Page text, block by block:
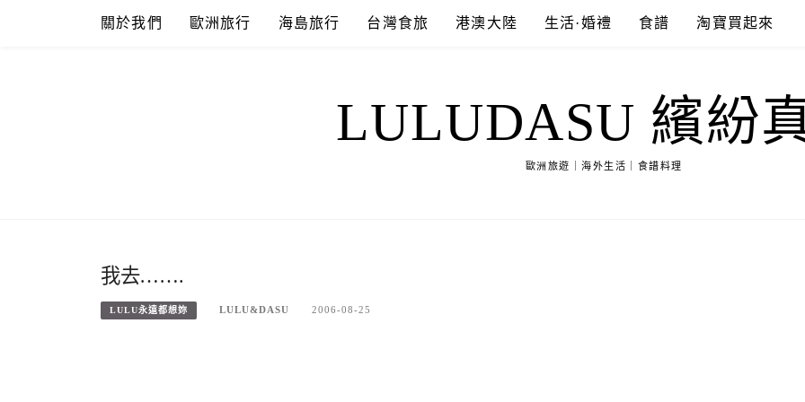
關於我們 歐洲旅行 海島旅行 台灣食旅 港澳大陸 生活·婚禮 食譜 淘寶買起來
LULUDASU 繽紛
歐洲旅遊｜海外生活｜食譜料理
我去…….
LULU永遠都想妳 LULU&DASU 2006-08-25